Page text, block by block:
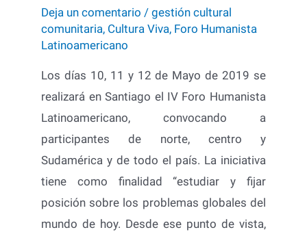
Deja un comentario /gestión cultural
comunitaria, Cultura Viva, Foro Humanista
Latinoamericano
Los días 10, 11 y 12 de Mayo de 2019 se
realizará en Santiago el IV Foro Humanista
Latinoamericano, convocando a
participantes de norte, centro y
Sudamérica y de todo el país. La iniciativa
tiene como finalidad “estudiar y fijar
posición sobre los problemas globales del
mundo de hoy. Desde ese punto de vista,